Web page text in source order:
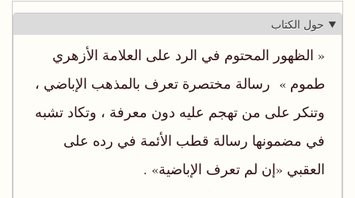
حول الكتاب
« الظهور المحتوم في الرد على العلامة الأزهري
طموم » رسالة مختصرة تعرف بالمذهب الإباضي ،
وتنكر على من تهجم عليه دون معرفة ، وتكاد تشبه
في مضمونها رسالة قطب الأئمة في رده على
العقبي «إن لم تعرف الإباضية» .